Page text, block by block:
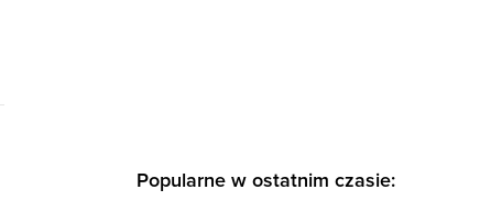
Popularne w ostatnim czasie: